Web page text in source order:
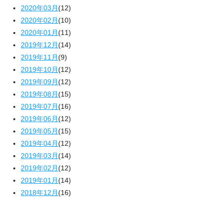
2020年03月(12)
2020年02月(10)
2020年01月(11)
2019年12月(14)
2019年11月(9)
2019年10月(12)
2019年09月(12)
2019年08月(15)
2019年07月(16)
2019年06月(12)
2019年05月(15)
2019年04月(12)
2019年03月(14)
2019年02月(12)
2019年01月(14)
2018年12月(16)